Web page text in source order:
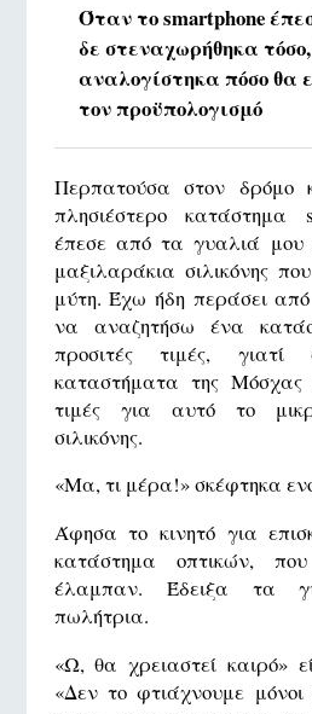
Όταν το smartphone
δε στεναχωρήθηκα
αναλογίστηκα πόσο θα
τον προϋπολογισμό
Περπατούσα στον δρόμο
πλησιέστερο κατάστημα
έπεσε από τα γυαλιά
μαξιλαράκια σιλικόνης
μύτη. Έχω ήδη περάσει
να αναζητήσω ένα
προσιτές τιμές, γιατί
καταστήματα της Μόσχας
τιμές για αυτό το
σιλικόνης.
«Μα, τι μέρα!» σκέφτηκα
Άφησα το κινητό για
κατάστημα οπτικών,
έλαμπαν. Έδειξα τα
πωλήτρια.
«Ω, θα χρειαστεί καιρό»
«Δεν το φτιάχνουμε